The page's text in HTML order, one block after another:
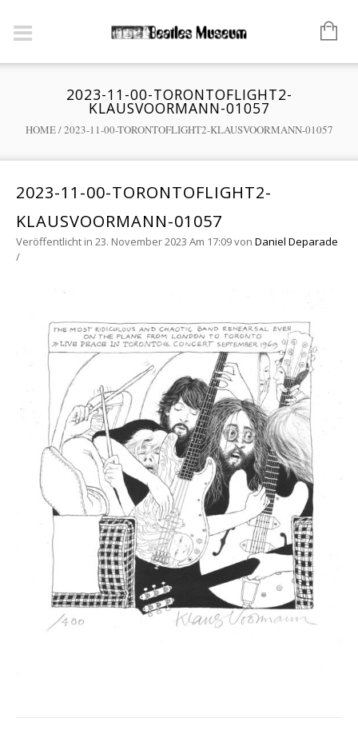
2023-11-00-TORONTOFLIGHT2-
KLAUSVOORMANN-01057
HOME/2023-11-00-TORONTOFLIGHT2-KLAUSVOORMANN-01057
2023-11-00-TORONTOFLIGHT2-
KLAUSVOORMANN-01057
Veröffentlicht in 23. November 2023 Am 17:09von Daniel Deparade
/